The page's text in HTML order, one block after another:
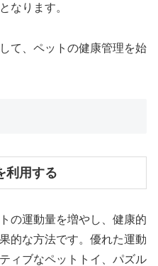
なります。
て、ペットの健康管理を始
利用する
の運動量を増やし、健康的
的な方法です。優れた運動
ィブなペットトイ、パズル